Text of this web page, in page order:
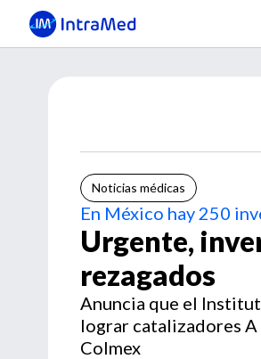
Noticias médicas
En México hay 250
Urgente,
rezagados
Anuncia que el
lograr catalizadores
Colmex